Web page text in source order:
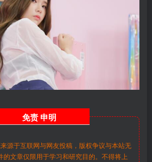
免责 申明
源于互联网与网友投稿，版权争议与本站无
的文章仅限用于学习和研究目的。不得将上